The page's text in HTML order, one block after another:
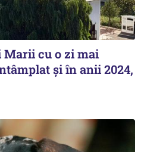
Marii cu o zi mai
și în anii 2024,